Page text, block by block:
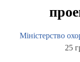
Міністерство
25